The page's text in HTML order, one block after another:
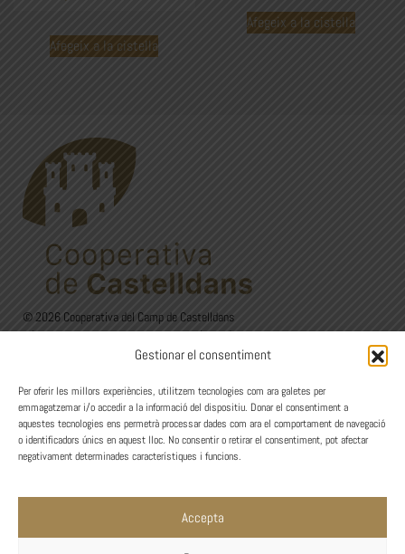
Gestionar el consentiment
Per oferir les millors experiències, utilitzem tecnologies com ara galetes per
emmagatzemar i/o accedir a la informació del dispositiu. Donar el consentiment a
aquestes tecnologies ens permetrà processar dades com ara el comportament de navegació
o identificadors únics en aquest lloc. No consentir o retirar el consentiment, pot afectar
negativament determinades característiques i funcions.
Accepta
Afegeix a la cistella
Afegeix a la cistella
© 2026 Cooperativa del Camp de Castelldans
C/Sant Isidre, 24. 25154 Castelldans (Lleida)
973 12 00 22 - 626 60 27 44
Design